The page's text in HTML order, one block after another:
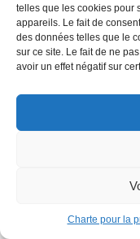
telles que les cookies pour
appareils. Le fait de
des données telles que le
sur ce site. Le fait de ne
avoir un effet négatif sur
Charte pour la